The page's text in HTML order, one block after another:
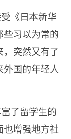
《日本新华
些习以为常的
突然又有了
国的年轻人
了留学生的
也增强地方社